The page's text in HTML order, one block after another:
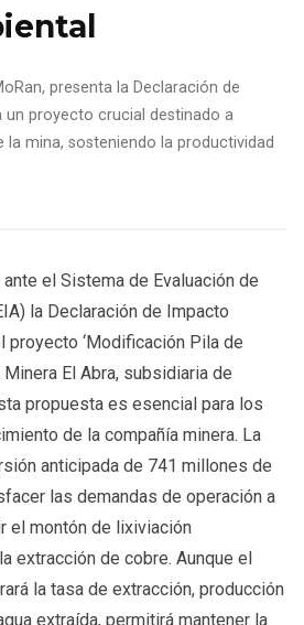
presenta la Declaración de
un proyecto crucial destinado a
la mina, sosteniendo la productividad
el Sistema de Evaluación de
la Declaración de Impacto
proyecto ‘Modificación Pila de
El Abra, subsidiaria de
propuesta es esencial para los
de la compañía minera. La
anticipada de 741 millones de
las demandas de operación a
el montón de lixiviación
extracción de cobre. Aunque el
la tasa de extracción, producción
extraída, permitirá mantener la